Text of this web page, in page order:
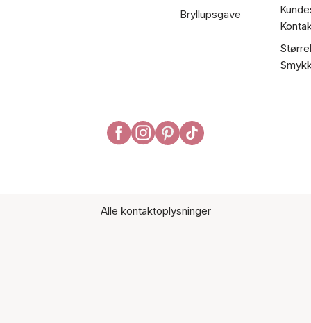
Bryllupsgave
Alle kontaktoplysninger